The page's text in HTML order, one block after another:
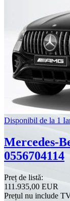
Disponibil de la 1
Mercedes-
0556704114
Preț de listă:
111.935,00 EUR
Prețul nu include